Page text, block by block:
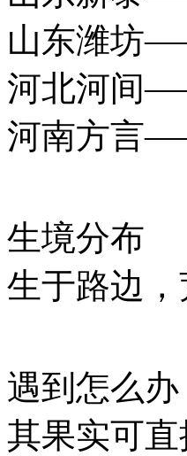
山东潍坊
河北河间
河南方言
生境分布
生于路边
遇到怎么办
其果实可